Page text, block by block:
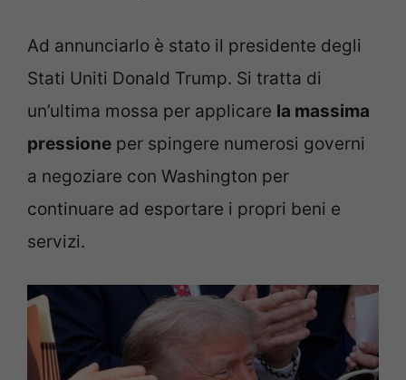
Ad annunciarlo è stato il presidente degli
Stati Uniti Donald Trump. Si tratta di
un’ultima mossa per applicare la massima
pressione per spingere numerosi governi
a negoziare con Washington per
continuare ad esportare i propri beni e
servizi.